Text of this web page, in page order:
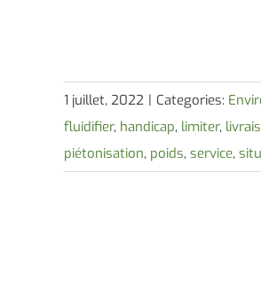
1 juillet, 2022 | Categories:
fluidifier, handicap, limiter,
piétonisation, poids, service,